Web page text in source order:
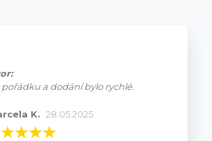
pořádku a dodání bylo rychlé.
K. 28.05.2025